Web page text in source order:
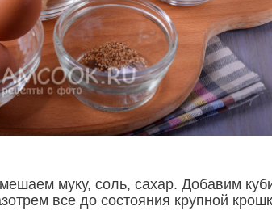
муку, соль, сахар. Добавим
все до состояния крупной